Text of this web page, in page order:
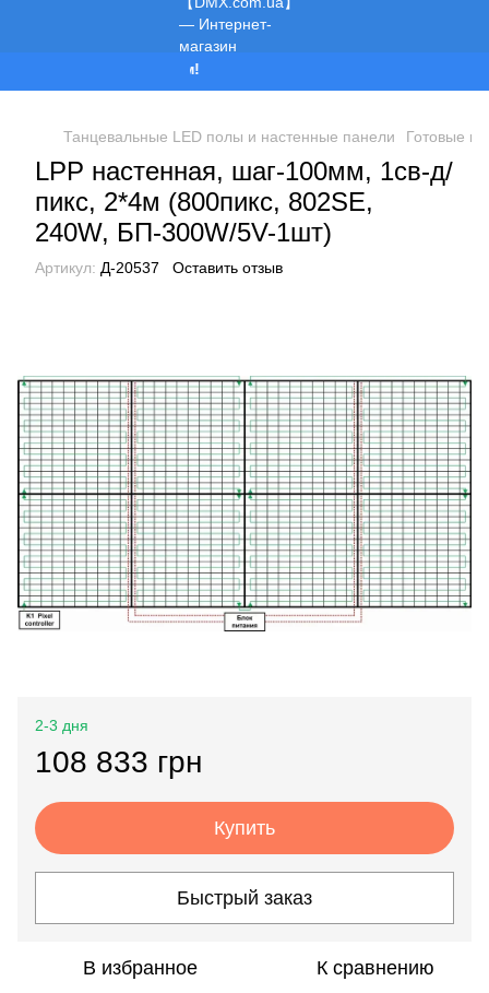
Танцевальные LED полы и настенные панели Готовые
LPP настенная, шаг-100мм, 1св-д/
пикс, 2*4м (800пикс, 802SE,
240W, БП-300W/5V-1шт)
Артикул: Д-20537 Оставить отзыв
2-3 дня
108 833 грн
Купить
Быстрый заказ
В избранное К сравнению